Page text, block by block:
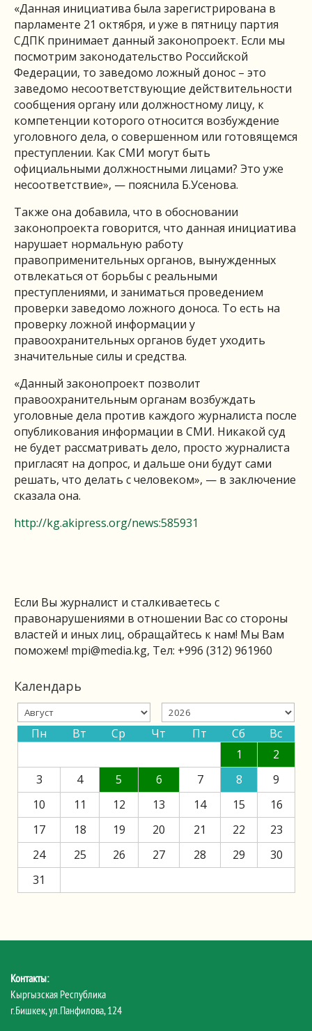
«Данная инициатива была зарегистрирована в
парламенте 21 октября, и уже в пятницу партия
СДПК принимает данный законопроект. Если мы
посмотрим законодательство Российской
Федерации, то заведомо ложный донос – это
заведомо несоответствующие действительности
сообщения органу или должностному лицу, к
компетенции которого относится возбуждение
уголовного дела, о совершенном или готовящемся
преступлении. Как СМИ могут быть
официальными должностными лицами? Это уже
несоответствие», — пояснила Б.Усенова.
Также она добавила, что в обосновании
законопроекта говорится, что данная инициатива
нарушает нормальную работу
правоприменительных органов, вынужденных
отвлекаться от борьбы с реальными
преступлениями, и заниматься проведением
проверки заведомо ложного доноса. То есть на
проверку ложной информации у
правоохранительных органов будет уходить
значительные силы и средства.
«Данный законопроект позволит
правоохранительным органам возбуждать
уголовные дела против каждого журналиста после
опубликования информации в СМИ. Никакой суд
не будет рассматривать дело, просто журналиста
пригласят на допрос, и дальше они будут сами
решать, что делать с человеком», — в заключение
сказала она.
http://kg.akipress.org/news:585931
Если Вы журналист и сталкиваетесь с
правонарушениями в отношении Вас со стороны
властей и иных лиц, обращайтесь к нам! Мы Вам
поможем! mpi@media.kg, Тел: +996 (312) 961960
Календарь
Пн Вт Ср Чт Пт Сб
Вс
1
2
3
4 5 6 7 8
9
10
11 12 13 14 15
16
17
18 19 20 21 22
23
24
25 26 27 28 29
30
31
Контакты:
Кыргызская Республика
г.Бишкек, ул.Панфилова, 124